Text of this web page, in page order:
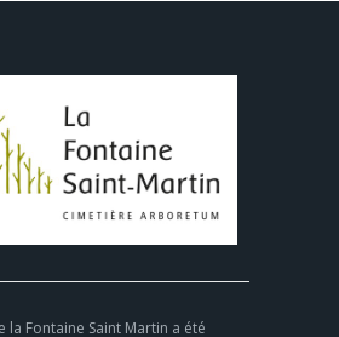
la Fontaine Saint Martin a été